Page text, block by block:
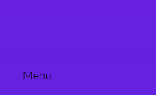
Menu